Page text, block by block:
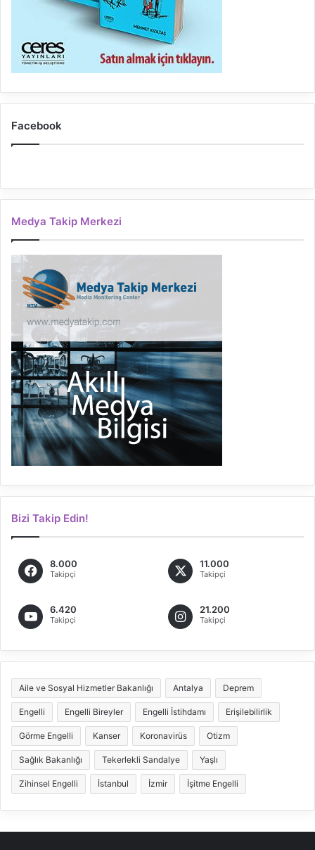
Facebook
Medya Takip Merkezi
Bizi Takip Edin!
8.000
Takipçi
11.000
Takipçi
6.420
Takipçi
21.200
Takipçi
Aile ve Sosyal Hizmetler Bakanlığı Antalya Deprem
Engelli Engelli Bireyler Engelli İstihdamı Erişilebilirlik
Görme Engelli Kanser Koronavirüs Otizm
Sağlık Bakanlığı Tekerlekli Sandalye Yaşlı
Zihinsel Engelli İstanbul İzmir İşitme Engelli